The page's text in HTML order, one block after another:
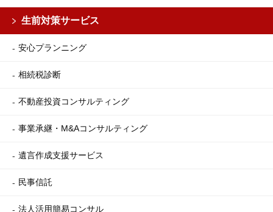
生前対策サービス
安心プランニング
相続税診断
不動産投資コンサルティング
事業承継・M&Aコンサルティング
遺言作成支援サービス
民事信託
法人活用簡易コンサル